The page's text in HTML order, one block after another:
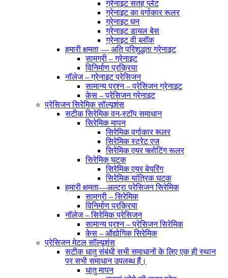
ग्रेनाइट सतह प्लेट
ग्रेनाइट का वर्गाकार रूलर
ग्रेनाइट घन
ग्रेनाइट डायल बेस
ग्रेनाइट वी ब्लॉक
हमारी क्षमता — अति परिशुद्धता ग्रेनाइट
सामग्री – ग्रेनाइट
विनिर्माण प्रक्रिया
नॉलेज – ग्रेनाइट प्रेसिजन
सामान्य प्रश्न – प्रेसिजन ग्रेनाइट
केस – प्रेसिजन ग्रेनाइट
प्रेसिजन सिरेमिक सॉल्यूशंस
सटीक सिरेमिक वन-स्टॉप समाधान
सिरेमिक मापन
सिरेमिक वर्गाकार रूलर
सिरेमिक स्ट्रेट एज
सिरेमिक एयर फ्लोटिंग रूलर
सिरेमिक घटक
सिरेमिक एयर बेयरिंग
सिरेमिक यांत्रिक घटक
हमारी क्षमता—अल्ट्रा प्रेसिजन सिरेमिक
सामग्री – सिरेमिक
विनिर्माण प्रक्रिया
नॉलेज – सिरेमिक प्रेसिजन
सामान्य प्रश्न – प्रेसिजन सिरेमिक
केस – औद्योगिक सिरेमिक
प्रेसिजन मेटल सॉल्यूशंस
सटीक धातु संबंधी सभी समाधानों के लिए एक ही स्थान
पर सभी समाधान उपलब्ध हैं।
धातु मापन